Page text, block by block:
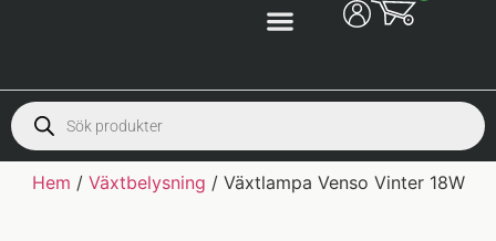
Hem /Växtbelysning / Växtlampa Venso Vinter 18W